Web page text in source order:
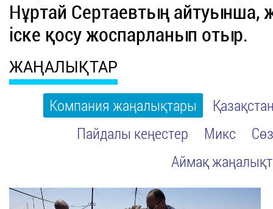
Нұртай Сертаевтың айтуынша,
іске қосу жоспарланып отыр.
ЖАҢАЛЫҚТАР
Компания жаңалықтары
Пайдалы кеңестер
Микс
Аймақ